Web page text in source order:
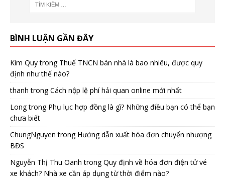
BÌNH LUẬN GẦN ĐÂY
Kim Quytrong Thuế TNCN bán nhà là bao nhiêu, được quy
định như thế nào?
thanh trongCách nộp lệ phí hải quan online mới nhất
Longtrong Phụ lục hợp đồng là gì? Những điều bạn có thể bạn
chưa biết
ChungNguyen trong Hướng dẫn xuất hóa đơn chuyển nhượng
BĐS
Nguyễn Thị Thu Oanh trongQuy định về hóa đơn điện tử vé
xe khách? Nhà xe cần áp dụng từ thời điểm nào?